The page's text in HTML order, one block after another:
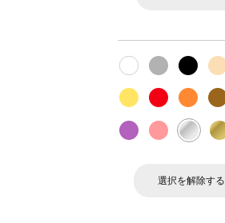
選択を解除する